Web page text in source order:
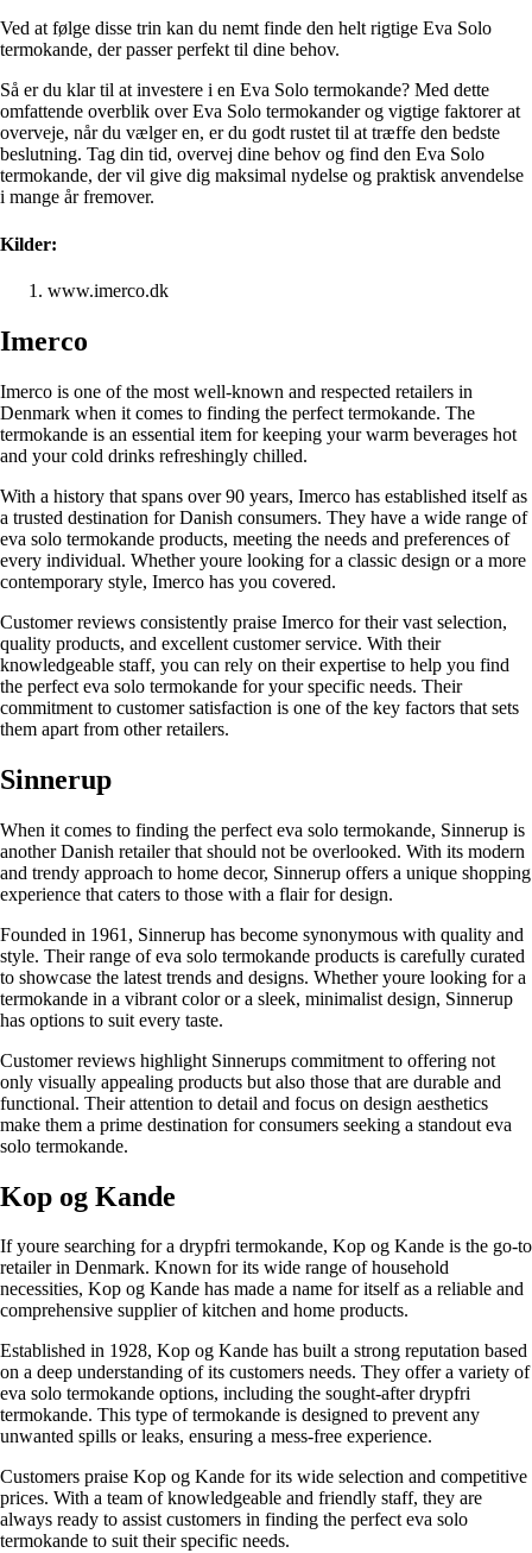
Ved at følge disse trin kan du nemt finde den helt rigtige Eva Solo
termokande, der passer perfekt til dine behov.
Så er du klar til at investere i en Eva Solo termokande? Med dette
omfattende overblik over Eva Solo termokander og vigtige faktorer at
overveje, når du vælger en, er du godt rustet til at træffe den bedste
beslutning. Tag din tid, overvej dine behov og find den Eva Solo
termokande, der vil give dig maksimal nydelse og praktisk anvendelse
i mange år fremover.
Kilder:
www.imerco.dk
Imerco
Imerco is one of the most well-known and respected retailers in
Denmark when it comes to finding the perfect termokande. The
termokande is an essential item for keeping your warm beverages hot
and your cold drinks refreshingly chilled.
With a history that spans over 90 years, Imerco has established itself as
a trusted destination for Danish consumers. They have a wide range of
eva solo termokande products, meeting the needs and preferences of
every individual. Whether youre looking for a classic design or a more
contemporary style, Imerco has you covered.
Customer reviews consistently praise Imerco for their vast selection,
quality products, and excellent customer service. With their
knowledgeable staff, you can rely on their expertise to help you find
the perfect eva solo termokande for your specific needs. Their
commitment to customer satisfaction is one of the key factors that sets
them apart from other retailers.
Sinnerup
When it comes to finding the perfect eva solo termokande, Sinnerup is
another Danish retailer that should not be overlooked. With its modern
and trendy approach to home decor, Sinnerup offers a unique shopping
experience that caters to those with a flair for design.
Founded in 1961, Sinnerup has become synonymous with quality and
style. Their range of eva solo termokande products is carefully curated
to showcase the latest trends and designs. Whether youre looking for a
termokande in a vibrant color or a sleek, minimalist design, Sinnerup
has options to suit every taste.
Customer reviews highlight Sinnerups commitment to offering not
only visually appealing products but also those that are durable and
functional. Their attention to detail and focus on design aesthetics
make them a prime destination for consumers seeking a standout eva
solo termokande.
Kop og Kande
If youre searching for a drypfri termokande, Kop og Kande is the go-to
retailer in Denmark. Known for its wide range of household
necessities, Kop og Kande has made a name for itself as a reliable and
comprehensive supplier of kitchen and home products.
Established in 1928, Kop og Kande has built a strong reputation based
on a deep understanding of its customers needs. They offer a variety of
eva solo termokande options, including the sought-after drypfri
termokande. This type of termokande is designed to prevent any
unwanted spills or leaks, ensuring a mess-free experience.
Customers praise Kop og Kande for its wide selection and competitive
prices. With a team of knowledgeable and friendly staff, they are
always ready to assist customers in finding the perfect eva solo
termokande to suit their specific needs.